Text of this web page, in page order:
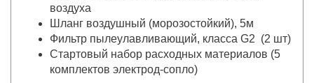
воздуха
Шланг воздушный (морозостойкий), 5м
Фильтр пылеулавливающий, класса G2 (2 шт)
Стартовый набор расходных материалов (5
комплектов электрод-сопло)